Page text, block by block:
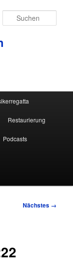
Restaurierung
Podcasts
Nächstes →